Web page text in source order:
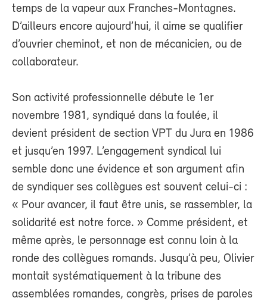
temps de la vapeur aux Franches-Montagnes.
D’ailleurs encore aujourd’hui, il aime se qualifier
d’ouvrier cheminot, et non de mécanicien, ou de
collaborateur.
Son activité professionnelle débute le 1er
novembre 1981, syndiqué dans la foulée, il
devient président de section VPT du Jura en 1986
et jusqu’en 1997. L’engagement syndical lui
semble donc une évidence et son argument afin
de syndiquer ses collègues est souvent celui-ci :
« Pour avancer, il faut être unis, se rassembler, la
solidarité est notre force. » Comme président, et
même après, le personnage est connu loin à la
ronde des collègues romands. Jusqu’à peu, Olivier
montait systématiquement à la tribune des
assemblées romandes, congrès, prises de paroles